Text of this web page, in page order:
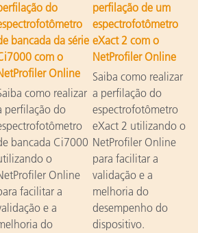
do
bancada da série
com o
Online
como realizar
perfilação do
bancada Ci7000
o
Online
facilitar a
e a
do
perfilação de um
espectrofotômetro
eXact 2 com o
NetProfiler Online
Saiba como realizar
a perfilação do
espectrofotômetro
eXact 2 utilizando o
NetProfiler Online
para facilitar a
validação e a
melhoria do
desempenho do
dispositivo.